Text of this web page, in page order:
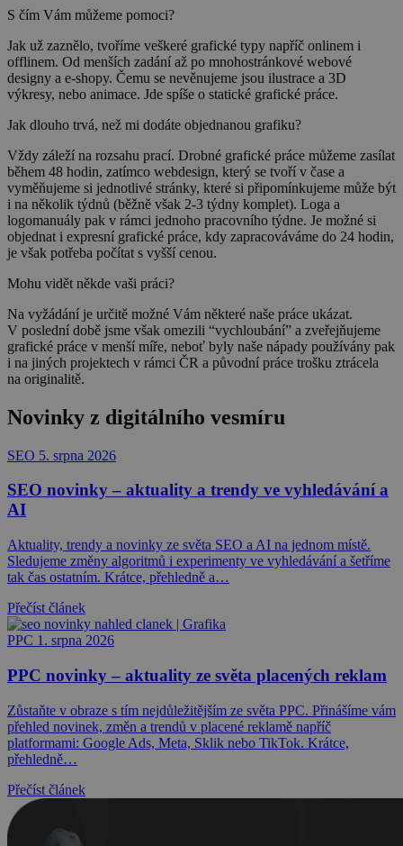
S čím Vám můžeme pomoci?
Jak už zaznělo, tvoříme veškeré grafické typy napříč onlinem i
offlinem. Od menších zadání až po mnohostránkové webové
designy a e-shopy. Čemu se nevěnujeme jsou ilustrace a 3D
výkresy, nebo animace. Jde spíše o statické grafické práce.
Jak dlouho trvá, než mi dodáte objednanou grafiku?
Vždy záleží na rozsahu prací. Drobné grafické práce můžeme zasílat
během 48 hodin, zatímco webdesign, který se tvoří v čase a
vyměňujeme si jednotlivé stránky, které si připomínkujeme může být
i na několik týdnů (běžně však 2-3 týdny komplet). Loga a
logomanuály pak v rámci jednoho pracovního týdne. Je možné si
objednat i expresní grafické práce, kdy zapracováváme do 24 hodin,
je však potřeba počítat s vyšší cenou.
Mohu vidět někde vaši práci?
Na vyžádání je určitě možné Vám některé naše práce ukázat.
V poslední době jsme však omezili “vychloubání” a zveřejňujeme
grafické práce v menší míře, neboť byly naše nápady používány pak
i na jiných projektech v rámci ČR a původní práce trošku ztrácela
na originalitě.
Novinky z digitálního vesmíru
SEO 5. srpna 2026
SEO novinky – aktuality a trendy ve vyhledávání a
AI
Aktuality, trendy a novinky ze světa SEO a AI na jednom místě.
Sledujeme změny algoritmů i experimenty ve vyhledávání a šetříme
tak čas ostatním. Krátce, přehledně a…
Přečíst článek
PPC 1. srpna 2026
PPC novinky – aktuality ze světa placených reklam
Zůstaňte v obraze s tím nejdůležitějším ze světa PPC. Přinášíme vám
přehled novinek, změn a trendů v placené reklamě napříč
platformami: Google Ads, Meta, Sklik nebo TikTok. Krátce,
přehledně…
Přečíst článek